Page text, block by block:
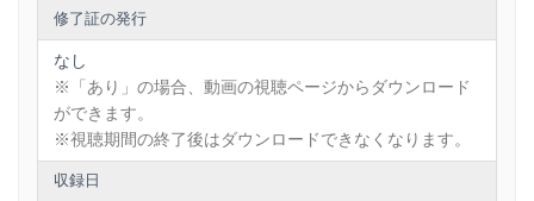
また
Webアプリケーション開発の分野にも
トライすることができるきっかけになる講座です。
・JDBCの概要
・JDBCの利用方法
このコースは
XAMPPをセットアップして
ApacheまたはMySQLを
使用することがあります。
0章で解説している部分もありますが
常に変化しています。
修了証の発行
なし
※「あり」の場合、動画の視聴ページからダウンロード
ができます。
※視聴期間の終了後はダウンロードできなくなります。
収録日